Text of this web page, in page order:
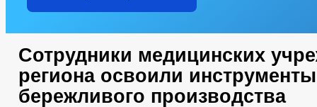
Сотрудники медицинских
региона освоили инструменты
бережливого производства